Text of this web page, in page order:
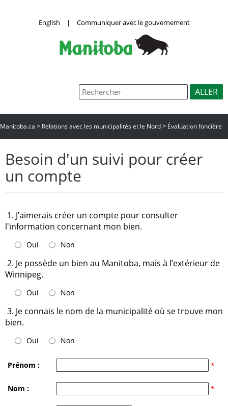
English | Communiquer avec le gouvernement
Manitoba.ca > Relations avec les municipalités et le Nord > Évaluation foncière
Besoin d'un suivi pour créer
un compte
1. J’aimerais créer un compte pour consulter
l'information concernant mon bien.
Oui Non
2. Je possède un bien au Manitoba, mais à l’extérieur de
Winnipeg.
Oui Non
3. Je connais le nom de la municipalité où se trouve mon
bien.
Oui Non
Prénom : *
Nom : *